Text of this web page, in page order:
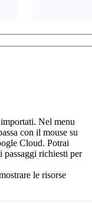
Nel menu
con il mouse su
Cloud. Potrai
passaggi richiesti per
le risorse